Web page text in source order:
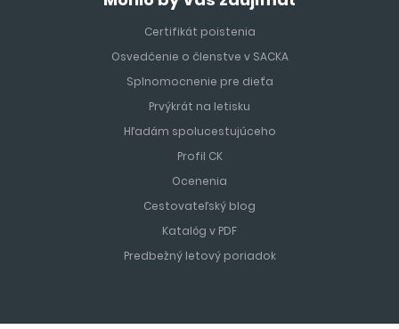
Certifikát poistenia
Osvedčenie o členstve v SACKA
Splnomocnenie pre dieťa
Prvýkrát na letisku
Hľadám spolucestujúceho
Profil CK
Ocenenia
Cestovateľský blog
Katalóg v PDF
Predbežný letový poriadok